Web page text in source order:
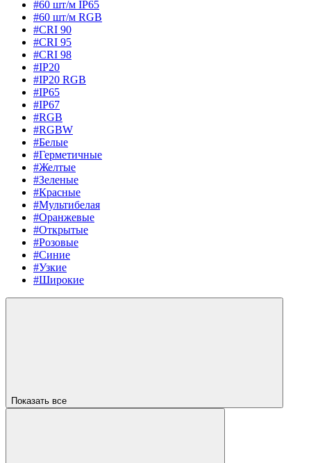
#60 шт/м IP65
#60 шт/м RGB
#CRI 90
#CRI 95
#CRI 98
#IP20
#IP20 RGB
#IP65
#IP67
#RGB
#RGBW
#Белые
#Герметичные
#Желтые
#Зеленые
#Красные
#Мультибелая
#Оранжевые
#Открытые
#Розовые
#Синие
#Узкие
#Широкие
Показать все